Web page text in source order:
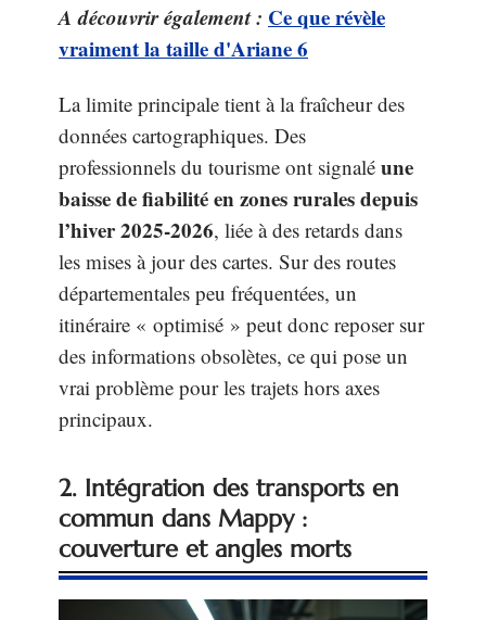
A découvrir également : Ce que révèle
vraiment la taille d'Ariane 6
La limite principale tient à la fraîcheur des
données cartographiques. Des
professionnels du tourisme ont signalé une
baisse de fiabilité en zones rurales depuis
l’hiver 2025-2026, liée à des retards dans
les mises à jour des cartes. Sur des routes
départementales peu fréquentées, un
itinéraire « optimisé » peut donc reposer sur
des informations obsolètes, ce qui pose un
vrai problème pour les trajets hors axes
principaux.
2. Intégration des transports en
commun dans Mappy :
couverture et angles morts